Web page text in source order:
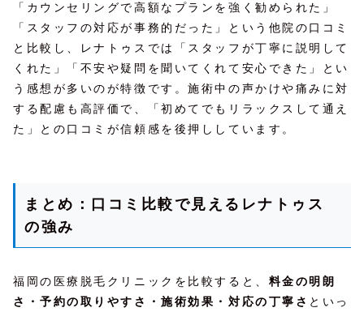
「カウンセリングで高額なプランを強く勧められた」
「スタッフの対応が事務的だった」という他院の口コミ
と比較し、レナトゥスでは「スタッフが丁寧に説明して
くれた」「不安や疑問を聞いてくれて安心できた」とい
う感想が多いのが特徴です。施術中の声かけや痛みに対
する配慮も高評価で、「初めてでもリラックスして通え
た」との口コミが信頼感を後押ししています。
まとめ：口コミ比較で見えるレナトゥス
の強み
福岡の医療脱毛クリニックを比較すると、 料金の明朗
さ・予約の取りやすさ・施術効果・対応の丁寧さ といっ